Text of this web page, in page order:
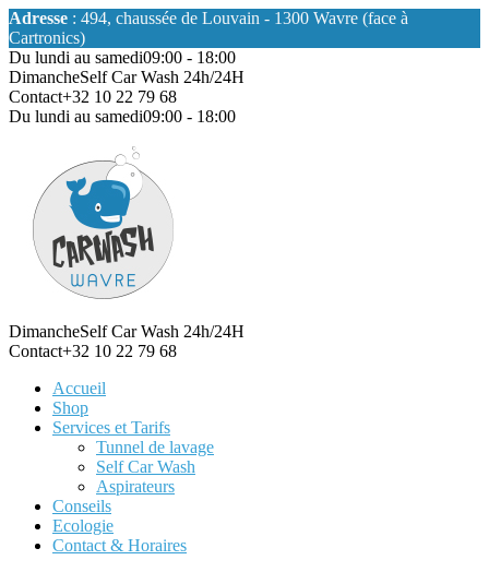
Adresse : 494, chaussée de Louvain - 1300 Wavre (face à
Cartronics)
Du lundi au samedi09:00 - 18:00
DimancheSelf Car Wash 24h/24H
Contact+32 10 22 79 68
Du lundi au samedi09:00 - 18:00
DimancheSelf Car Wash 24h/24H
Contact+32 10 22 79 68
Accueil
Shop
Services et Tarifs
Tunnel de lavage
Self Car Wash
Aspirateurs
Conseils
Ecologie
Contact & Horaires